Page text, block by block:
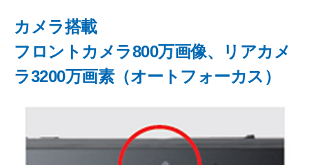
カメラ搭載
フロントカメラ800万画像、リアカメ
ラ3200万画素（オートフォーカス）